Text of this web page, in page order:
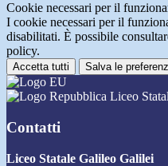
Cookie necessari per il
I cookie necessari per il
disabilitati. È possibile
policy.
Accetta tutti Salva le
Liceo
Contatti
Liceo Statale Galileo Galilei